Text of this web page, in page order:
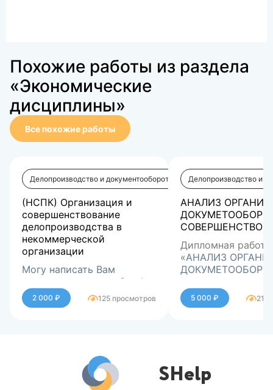
Похожие работы из раздела
«Экономические
дисциплины»
Все похожие работы
Делопроизводство и документооборот
(НСПК) Организация и
совершенствование
делопроизводства в
некоммерческой
организации
Могу написать Вам
индивидуальную работу!
2 000 ₽ 125 просмотров
Делопроизводство и
АНАЛИЗ
Дипломная
«АНАЛИЗ
Работа защищена
отлично,
5 000 ₽ 215
SHelp